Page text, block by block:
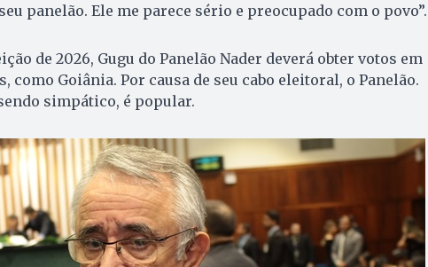
panelão. Ele me parece sério e preocupado com o povo”.
de 2026, Gugu do Panelão Nader deverá obter votos em
como Goiânia. Por causa de seu cabo eleitoral, o Panelão.
simpático, é popular.